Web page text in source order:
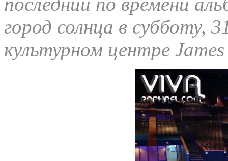
город солнца в субботу,
культурном центре